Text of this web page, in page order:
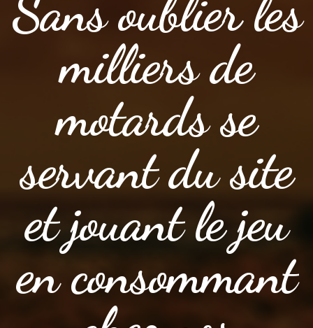
milliers de
motards se
servant du site
et jouant le jeu
en consommant